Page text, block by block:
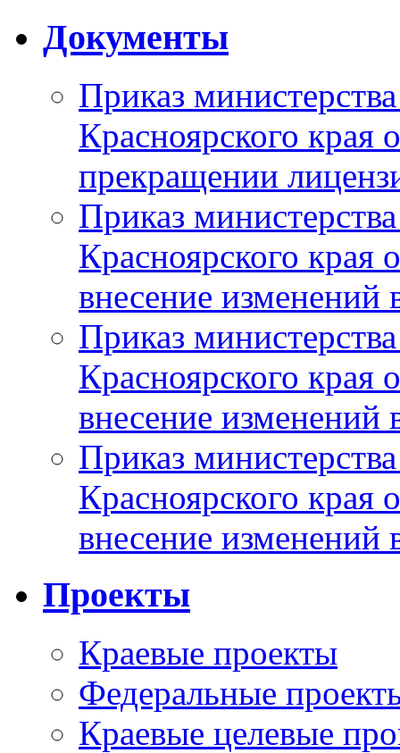
Документы
Приказ
Красноярского
прекращении
Приказ
Красноярского
внесение изменений
Приказ
Красноярского
внесение изменений
Приказ
Красноярского
внесение изменений
Проекты
Краевые проекты
Федеральные
Краевые целевые